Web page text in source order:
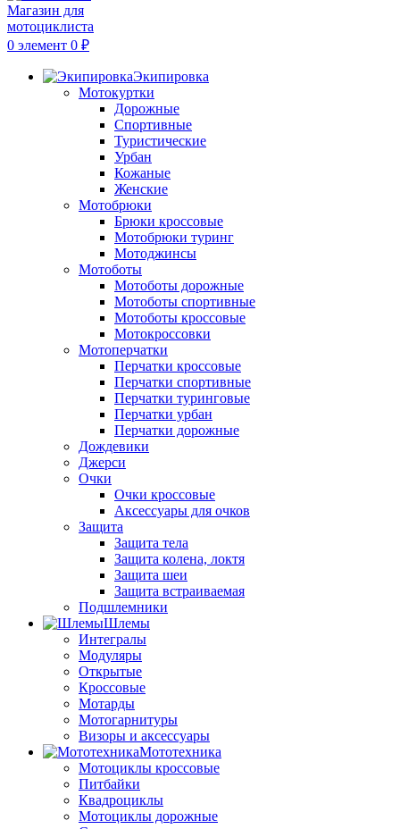
0 элемент 0 ₽
Экипировка
Мотокуртки
Дорожные
Спортивные
Туристические
Урбан
Кожаные
Женские
Мотобрюки
Брюки кроссовые
Мотобрюки туринг
Мотоджинсы
Мотоботы
Мотоботы дорожные
Мотоботы спортивные
Мотоботы кроссовые
Мотокроссовки
Мотоперчатки
Перчатки кроссовые
Перчатки спортивные
Перчатки туринговые
Перчатки урбан
Перчатки дорожные
Дождевики
Джерси
Очки
Очки кроссовые
Аксессуары для очков
Защита
Защита тела
Защита колена, локтя
Защита шеи
Защита встраиваемая
Подшлемники
Шлемы
Интегралы
Модуляры
Открытые
Кроссовые
Мотарды
Мотогарнитуры
Визоры и аксессуары
Мототехника
Мотоциклы кроссовые
Питбайки
Квадроциклы
Мотоциклы дорожные